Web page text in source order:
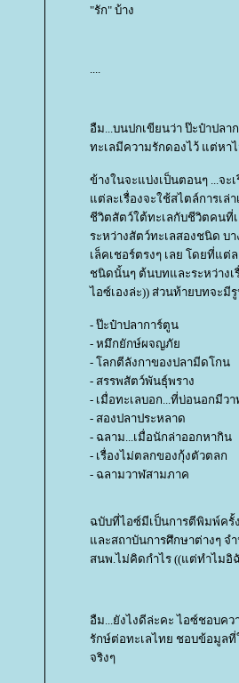
"รัก" บ้าง
....
อืม...บนปกเขียนว่า ป๊ะป๋าปลา
ทะเลมีความรักดองไว้ แต่หา
ข้างในจะแบ่งเป็นตอนๆ ...จะ
ต่ละเรื่องจะใช้สไตล์การเล่า
ชีวิตสัตว์ใต้ทะเลกับชีวิตคนที่
ระหว่างสัตว์ทะเลสองชนิด บ
เล็คเชอร์ตรงๆ เลย โดยที่แต่
ชนิดนั้นๆ ต้นบทและระหว่างเ
ไอซ์เองล่ะ)) ส่วนท้ายบทจะมี
- ป๊ะป๋าปลาการ์ตูน
- หมึกยักษ์ผจญภั
- โลกตีลังกาของปลามีดโกน
- สรรพสัตว์พันธุ์พราง
- เมื่อทะเลบอก...ที่บ่อนอกมีวา
- สองปลาประหลาด
- ฉลาม...เมื่อนักล่าออกหากิน
- เรื่องไม่ตลกของกุ้งตัวตลก
- ฉลามวาฬสามภาค
ฉบับที่ไอซ์มีเป็นการตีพิมพ์ครั้
ละสถาบันการศึกษาต่างๆ จ
สนพ.ไม่คิดกำไร ((แต่ทำไมอิ
อืม...ยังไงดีล่ะคะ ไอซ์ชอบค
รักษ์ต่อทะเลไทย ชอบข้อมูล
จริงๆ